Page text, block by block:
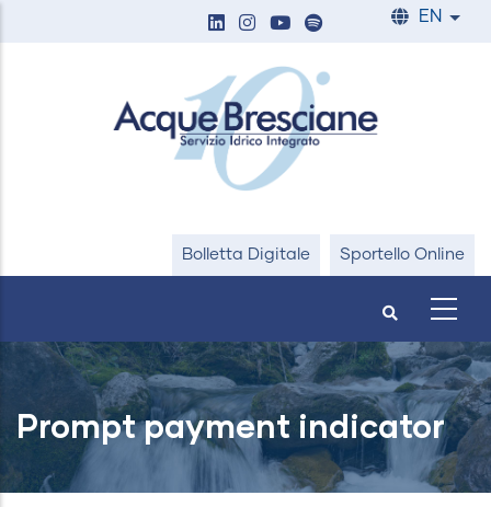
EN List
Bolletta Digitale Sportello Online
Prompt payment indicator